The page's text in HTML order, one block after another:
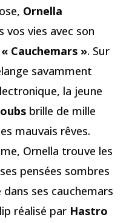
Ornella
vos vies avec son
« Cauchemars ». Sur
savamment
la jeune
brille de mille
mauvais rêves.
Ornella trouve les
pensées sombres
ses cauchemars
réalisé par Hastro